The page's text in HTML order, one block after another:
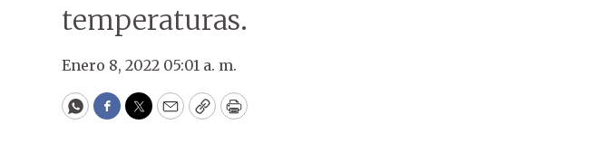
temperaturas.
Enero 8, 2022 05:01 a. m.
WhatsApp
Facebook
Twitter
EmailCopyPrint